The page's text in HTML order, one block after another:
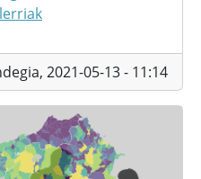
2021-05-13 - 11:14